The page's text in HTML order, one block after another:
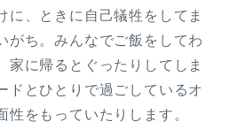
に、ときに自己犠牲をしてま
がち。みんなでご飯をしてわ
家に帰るとぐったりしてしま
ドとひとりで過ごしているオ
性をもっていたりします。